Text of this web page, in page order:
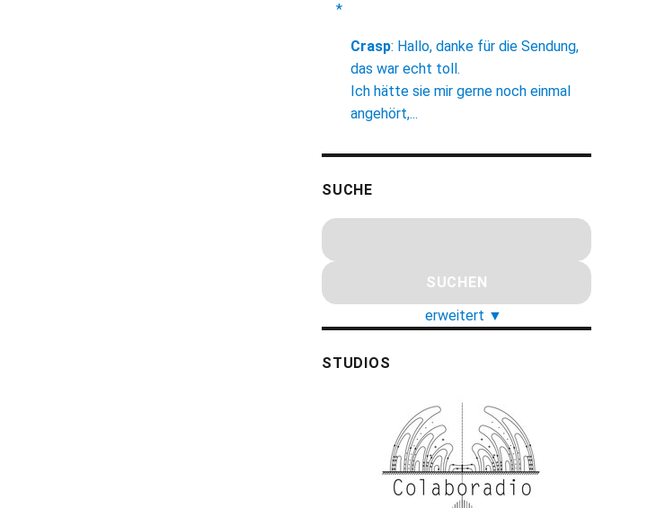
*
Crasp: Hallo, danke für die Sendung,
das war echt toll.
Ich hätte sie mir gerne noch einmal
angehört,...
SUCHE
erweitert ▼
STUDIOS